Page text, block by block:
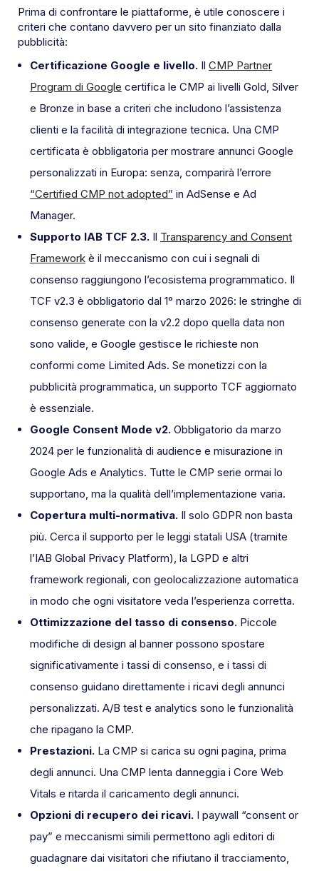
Prima di confrontare le piattaforme, è utile conoscere i
criteri che contano davvero per un sito finanziato dalla
pubblicità:
Certificazione Google e livello. Il CMP Partner
Program di Google certifica le CMP ai livelli Gold, Silver
e Bronze in base a criteri che includono l’assistenza
clienti e la facilità di integrazione tecnica. Una CMP
certificata è obbligatoria per mostrare annunci Google
personalizzati in Europa: senza, comparirà l’errore
“Certified CMP not adopted” in AdSense e Ad
Manager.
Supporto IAB TCF 2.3. Il Transparency and Consent
Framework è il meccanismo con cui i segnali di
consenso raggiungono l’ecosistema programmatico. Il
TCF v2.3 è obbligatorio dal 1° marzo 2026: le stringhe di
consenso generate con la v2.2 dopo quella data non
sono valide, e Google gestisce le richieste non
conformi come Limited Ads. Se monetizzi con la
pubblicità programmatica, un supporto TCF aggiornato
è essenziale.
Google Consent Mode v2. Obbligatorio da marzo
2024 per le funzionalità di audience e misurazione in
Google Ads e Analytics. Tutte le CMP serie ormai lo
supportano, ma la qualità dell’implementazione varia.
Copertura multi-normativa. Il solo GDPR non basta
più. Cerca il supporto per le leggi statali USA (tramite
l’IAB Global Privacy Platform), la LGPD e altri
framework regionali, con geolocalizzazione automatica
in modo che ogni visitatore veda l’esperienza corretta.
Ottimizzazione del tasso di consenso. Piccole
modifiche di design al banner possono spostare
significativamente i tassi di consenso, e i tassi di
consenso guidano direttamente i ricavi degli annunci
personalizzati. A/B test e analytics sono le funzionalità
che ripagano la CMP.
Prestazioni. La CMP si carica su ogni pagina, prima
degli annunci. Una CMP lenta danneggia i Core Web
Vitals e ritarda il caricamento degli annunci.
Opzioni di recupero dei ricavi. I paywall “consent or
pay” e meccanismi simili permettono agli editori di
guadagnare dai visitatori che rifiutano il tracciamento,